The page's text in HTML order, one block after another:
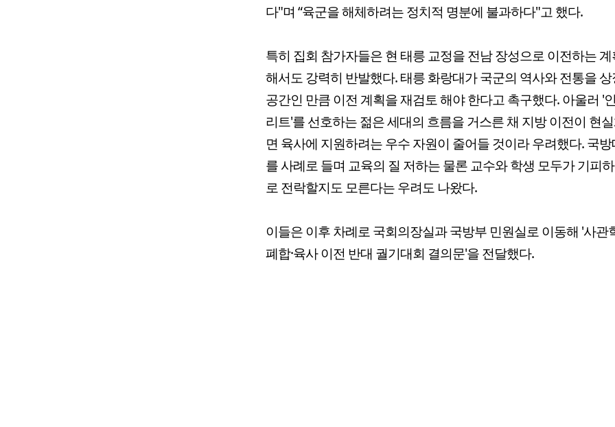
다"며 “육군을 해체하려는 정치적 명분에 불과하다"고 했다.
특히 집회 참가자들은 현 태릉 교정을 전남 장성으로 이전하는
해서도 강력히 반발했다. 태릉 화랑대가 국군의 역사와 전통을
공간인 만큼 이전 계획을 재검토 해야 한다고 촉구했다. 아울러 '
리트'를 선호하는 젊은 세대의 흐름을 거스른 채 지방 이전이 현
면 육사에 지원하려는 우수 자원이 줄어들 것이라 우려했다. 국
를 사례로 들며 교육의 질 저하는 물론 교수와 학생 모두가 기피
로 전락할지도 모른다는 우려도 나왔다.
이들은 이후 차례로 국회의장실과 국방부 민원실로 이동해 '사관
폐합·육사 이전 반대 궐기대회 결의문'을 전달했다.